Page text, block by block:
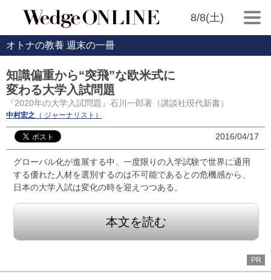
8/8(土)
オトナの教養 週末の一冊
知識偏重から“突飛”な欧米式に
変わる大学入試問題
『2020年の大学入試問題』石川一郎著（講談社現代新書）
中村宏之 （ ジャーナリスト）
2016/04/17
グローバル化が進展する中、一度限りの入学試験で世界に通用
する優れた人材を選別するのは不可能であるとの危機感から、
日本の大学入試は変化の時を迎えつつある。
本文を読む
PR